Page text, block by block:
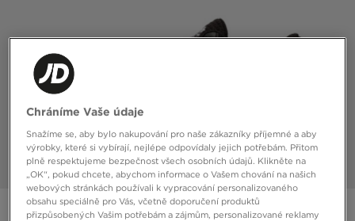
NIKE FLEX EXPERIENCE RUN 11
Chráníme Vaše údaje
Snažíme se, aby bylo nakupování pro naše zákazníky příjemné a aby
výrobky, které si vybírají, nejlépe odpovídaly jejich potřebám. Přitom
plně respektujeme bezpečnost všech osobních údajů. Klikněte na
„OK“, pokud chcete, abychom informace o Vašem chování na našich
webových stránkách používali k vypracování personalizovaného
obsahu speciálně pro Vás, včetně doporučení produktů
přizpůsobených Vašim potřebám a zájmům, personalizované reklamy